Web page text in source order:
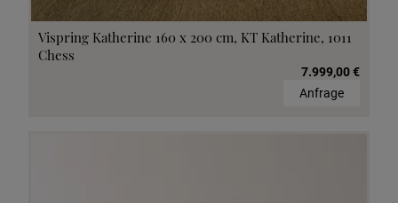
Vispring Katherine 160 x 200 cm, KT Katherine, 1011
Chess
7.999,00 €
Anfrage